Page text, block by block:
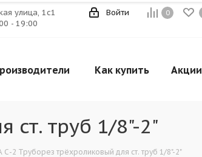
улица, 1с1
- 19:00
0
Войти
Как купить Акции
ст. труб 1/8"-2"
С-2 Труборез трёхроликовый для ст. труб 1/8"-2"